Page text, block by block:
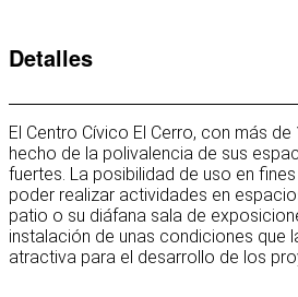
Detalles
El Centro Cívico El Cerro, con más
hecho de la polivalencia de sus
fuertes. La posibilidad de uso en
poder realizar actividades en
patio o su diáfana sala de
instalación de unas condiciones que
atractiva para el desarrollo de los